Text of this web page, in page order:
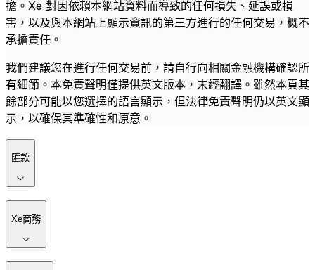
擔。Xe 對因依賴本網站資料而導致的任何損失、延誤或損
害，以及與本網站上顯示資訊的第三方進行的任何交易，概不
承擔責任。
我們建議您在進行任何交易前，請自行向相關金融機構確認所
有細節。本免責聲明僅提供英文版本，未經翻譯。雖然本頁其
餘部分可能以您選擇的語言顯示，但法律免責聲明仍以英文顯
示，以確保其準確性和原意。
匯款
Xe商務